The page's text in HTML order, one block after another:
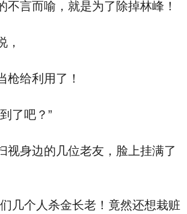
言而喻，就是为了除掉林峰！
给利用了！
了吧？”
身边的几位老友，脸上挂满了
个人杀金长老！竟然还想栽赃